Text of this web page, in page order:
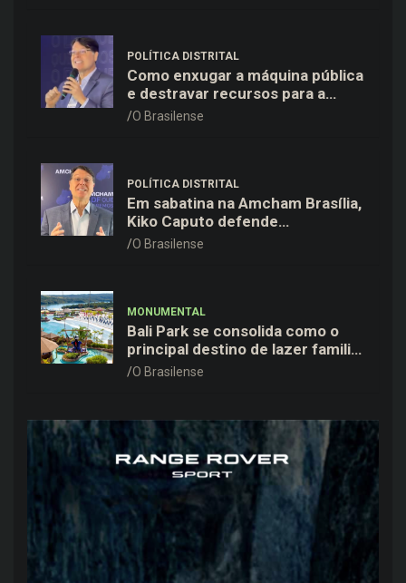
POLÍTICA DISTRITAL
Como enxugar a máquina pública
e destravar recursos para a
saúde e educação no DF
O Brasilense
POLÍTICA DISTRITAL
Em sabatina na Amcham Brasília,
Kiko Caputo defende
modernização e plano para
O Brasilense
MONUMENTAL
Bali Park se consolida como o
principal destino de lazer familiar
para o Dia dos Pais no entorno do
O Brasilense